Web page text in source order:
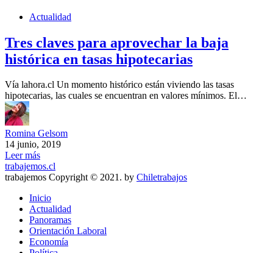
Actualidad
Tres claves para aprovechar la baja
histórica en tasas hipotecarias
Vía lahora.cl Un momento histórico están viviendo las tasas
hipotecarias, las cuales se encuentran en valores mínimos. El…
Romina Gelsom
14 junio, 2019
Leer más
trabajemos.cl
trabajemos Copyright © 2021. by Chiletrabajos
Inicio
Actualidad
Panoramas
Orientación Laboral
Economía